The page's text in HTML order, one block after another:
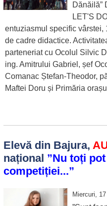
Dănăilă”
LET'S
entuziasmul specific vârstei,
de cadre didactice.
parteneriat cu Ocolul Silvic
ing. Amitrului Gabriel, șef
Comanac Ștefan-Theodor,
Maftei Doru și Primăria
Elevă din Bajura,
național ”Nu toți
competiției...”
Miercuri,